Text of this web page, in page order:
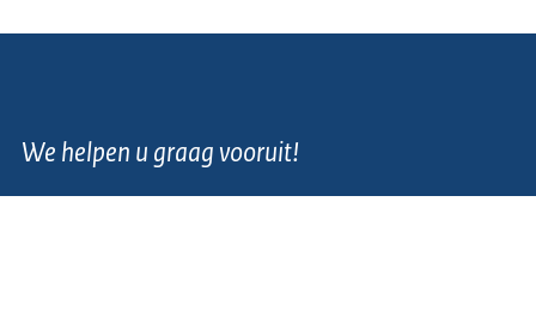
We helpen u graag vooruit!